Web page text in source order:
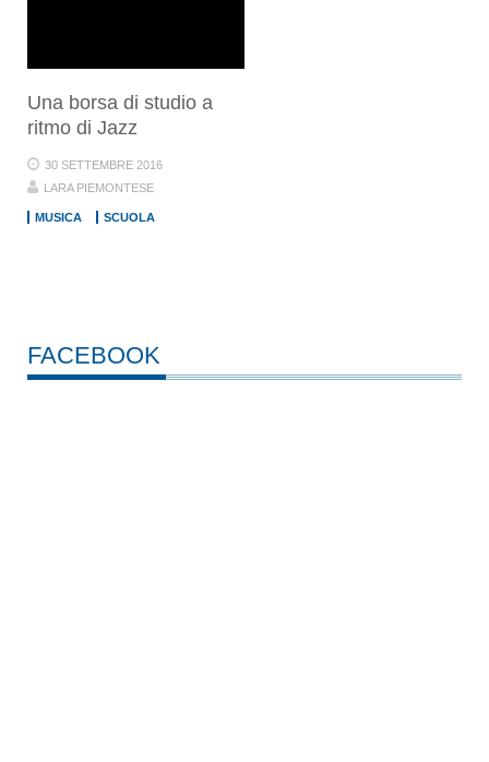
Una borsa di studio a
ritmo di Jazz
30 SETTEMBRE 2016
LARA PIEMONTESE
MUSICA SCUOLA
FACEBOOK